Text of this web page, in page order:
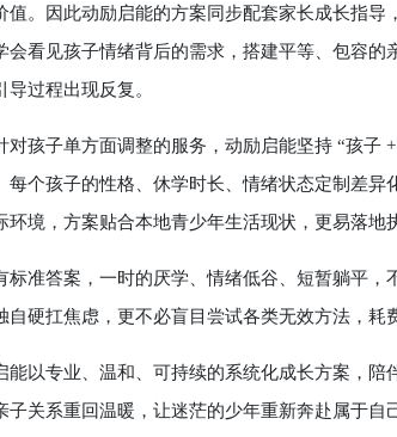
值。因此动励启能的方案同步配套家长成长指
会看见孩子情绪背后的需求，搭建平等、包容
过程出现反复。
子单方面调整的服务，动励启能坚持 “孩子 +
每个孩子的性格、休学时长、情绪状态定制差
环境，方案贴合本地青少年生活现状，更易落地
答案，一时的厌学、情绪低谷、短暂躺平，
自硬扛焦虑，更不必盲目尝试各类无效方法，耗
专业、温和、可持续的系统化成长方案，陪
子关系重回温暖，让迷茫的少年重新奔赴属于自